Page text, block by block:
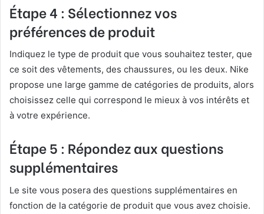
Étape 4 : Sélectionnez vos
préférences de produit
Indiquez le type de produit que vous souhaitez tester, que
ce soit des vêtements, des chaussures, ou les deux. Nike
propose une large gamme de catégories de produits, alors
choisissez celle qui correspond le mieux à vos intérêts et
à votre expérience.
Étape 5 : Répondez aux questions
supplémentaires
Le site vous posera des questions supplémentaires en
fonction de la catégorie de produit que vous avez choisie.